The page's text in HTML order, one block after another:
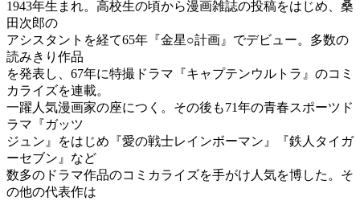
1943年生まれ。高校生の頃から漫画雑誌の投稿をはじめ、桑
田次郎の
アシスタントを経て65年『金星○計画』でデビュー。多数の
読みきり作品
を発表し、67年に特撮ドラマ『キャプテンウルトラ』のコミ
カライズを連載。
一躍人気漫画家の座につく。その後も71年の青春スポーツド
ラマ『ガッツ
ジュン』をはじめ『愛の戦士レインボーマン』『鉄人タイガ
ーセブン』など
数多のドラマ作品のコミカライズを手がけ人気を博した。そ
の他の代表作は